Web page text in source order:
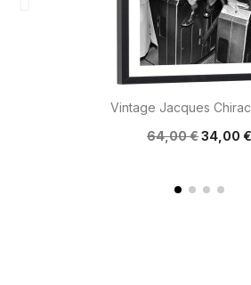
Vintage Jacques
64,00 €34,00 €